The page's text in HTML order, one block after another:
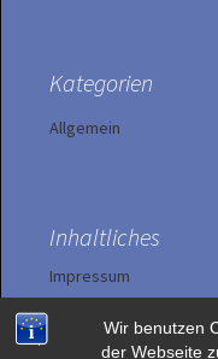
Wir benutzen
der Webseite
Kategorien
Allgemein
Inhaltliches
Impressum
Datenschutzerklärung